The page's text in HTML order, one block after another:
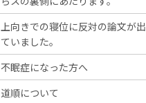
上向きでの寝位に反対の論文が出
ていました。
不眠症になった方へ
道順について